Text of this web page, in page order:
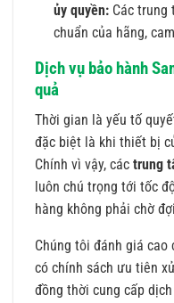
ủy quyền:Các trung
chuẩn của hãng,
Dịch vụ bảo hành
quả
Thời gian là yếu tố
đặc biệt là khi thiết bị
Chính vì vậy, các trung
luôn chú trọng tới tốc
hàng không phải chờ
Chúng tôi đánh giá cao
có chính sách ưu tiên
đồng thời cung cấp